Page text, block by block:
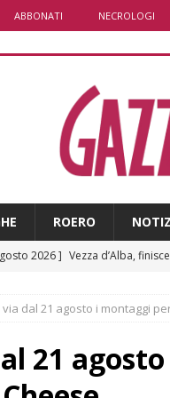
ABBONATI NECROLOGI
ROERO
2026 ] Vezza d’Alba,
2026 ] La bella stagione
ALTRE NOTIZIE
Piemonte punta
via dal 21 agosto i montaggi
21